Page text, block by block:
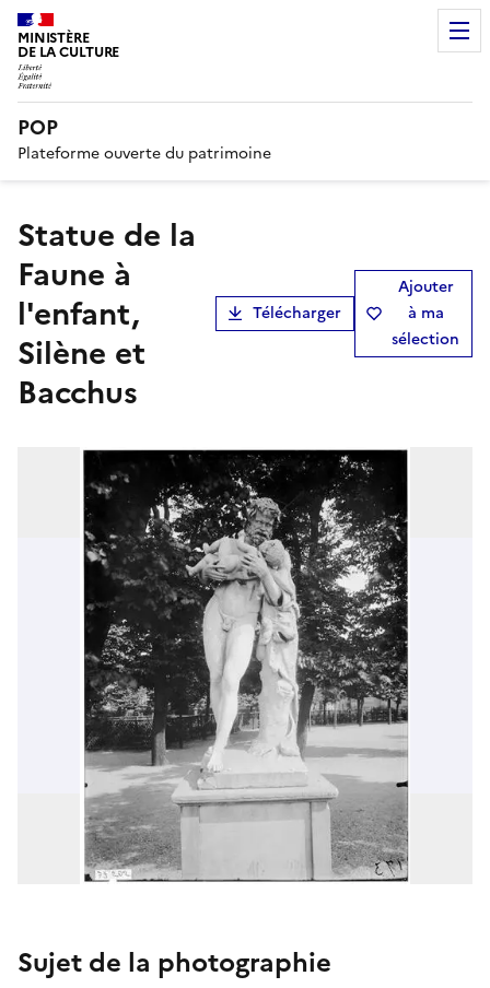
MINISTÈRE
DE LA CULTURE
POP
Plateforme ouverte du patrimoine
Statue de la
Faune à
l'enfant,
Silène et
Bacchus
Télécharger
Ajouter
à ma
sélection
Sujet de la photographie